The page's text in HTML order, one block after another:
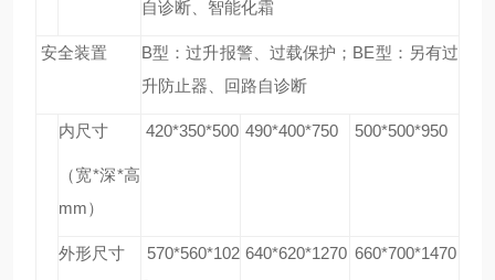
自诊断、智能化霜
安全装置 B型：过升报警、过载保护；BE型：另有过
升防止器、回路自诊断
内尺寸
（宽*深*高
mm）
420*350*500 490*400*750 500*500*950
外形尺寸
570*560*102 640*620*1270 660*700*1470